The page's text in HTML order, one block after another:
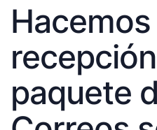
paquete